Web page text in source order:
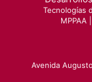
Tecnologías
MPPAA |
Avenida